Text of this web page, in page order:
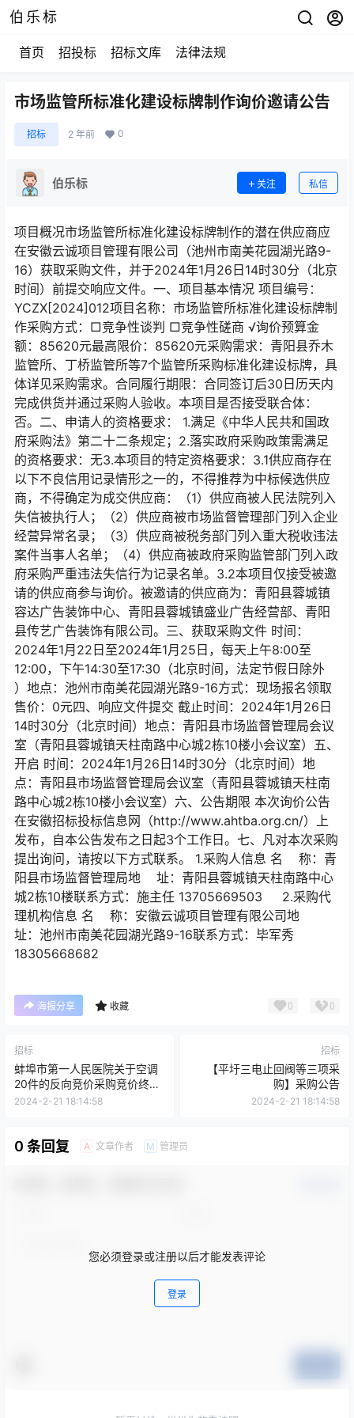
伯乐标
首页 招投标 招标文库 法律法规
市场监管所标准化建设标牌制作询价邀请公告
招标 2 年前 0
伯乐标 关注 私信
项目概况市场监管所标准化建设标牌制作的潜在供应商应
在安徽云诚项目管理有限公司（池州市南美花园湖光路9-
16）获取采购文件，并于2024年1月26日14时30分（北京
时间）前提交响应文件。一、项目基本情况 项目编号：
YCZX[2024]012项目名称：市场监管所标准化建设标牌制
作采购方式：□竞争性谈判 □竞争性磋商 √询价预算金
额：85620元最高限价：85620元采购需求：青阳县乔木
监管所、丁桥监管所等7个监管所采购标准化建设标牌，具
体详见采购需求。合同履行期限：合同签订后30日历天内
完成供货并通过采购人验收。本项目是否接受联合体：
否。二、申请人的资格要求： 1.满足《中华人民共和国政
府采购法》第二十二条规定；2.落实政府采购政策需满足
的资格要求：无3.本项目的特定资格要求：3.1供应商存在
以下不良信用记录情形之一的，不得推荐为中标候选供应
商，不得确定为成交供应商：（1）供应商被人民法院列入
失信被执行人；（2）供应商被市场监督管理部门列入企业
经营异常名录；（3）供应商被税务部门列入重大税收违法
案件当事人名单；（4）供应商被政府采购监管部门列入政
府采购严重违法失信行为记录名单。3.2本项目仅接受被邀
请的供应商参与询价。被邀请的供应商为：青阳县蓉城镇
容达广告装饰中心、青阳县蓉城镇盛业广告经营部、青阳
县传艺广告装饰有限公司。三、获取采购文件 时间：
2024年1月22日至2024年1月25日，每天上午8:00至
12:00，下午14:30至17:30（北京时间，法定节假日除外
）地点：池州市南美花园湖光路9-16方式：现场报名领取
售价：0元四、响应文件提交 截止时间：2024年1月26日
14时30分（北京时间）地点：青阳县市场监督管理局会议
室（青阳县蓉城镇天柱南路中心城2栋10楼小会议室）五、
开启 时间：2024年1月26日14时30分（北京时间）地
点：青阳县市场监督管理局会议室（青阳县蓉城镇天柱南
路中心城2栋10楼小会议室）六、公告期限 本次询价公告
在安徽招标投标信息网（http://www.ahtba.org.cn/）上
发布，自本公告发布之日起3个工作日。七、凡对本次采购
提出询问，请按以下方式联系。 1.采购人信息 名 称：青
阳县市场监督管理局地 址：青阳县蓉城镇天柱南路中心
城2栋10楼联系方式：施主任 13705669503 2.采购代
理机构信息 名 称：安徽云诚项目管理有限公司地
址：池州市南美花园湖光路9-16联系方式：毕军秀
18305668682
海报分享 收藏 0 0
招标
蚌埠市第一人民医院关于空调
20件的反向竞价采购竞价终止
公告
2024-2-21 18:14:58
招标
【平圩三电止回阀等三项采
购】采购公告
2024-2-21 18:14:58
0 条回复 A 文章作者 M 管理员
您必须登录或注册以后才能发表评论
登录